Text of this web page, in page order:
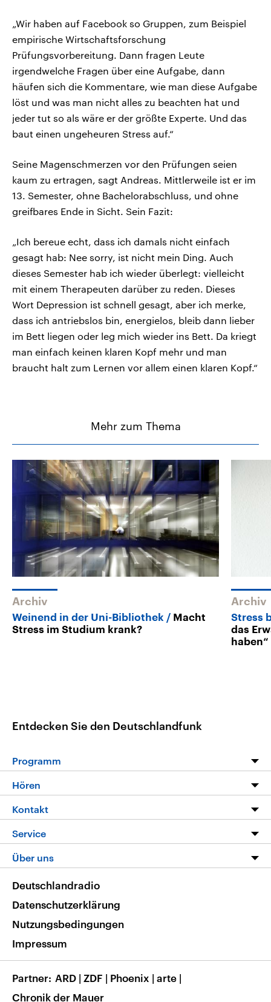
„Wir haben auf Facebook so Gruppen, zum Beispiel
empirische Wirtschaftsforschung
Prüfungsvorbereitung. Dann fragen Leute
irgendwelche Fragen über eine Aufgabe, dann
häufen sich die Kommentare, wie man diese Aufgabe
löst und was man nicht alles zu beachten hat und
jeder tut so als wäre er der größte Experte. Und das
baut einen ungeheuren Stress auf.“
Seine Magenschmerzen vor den Prüfungen seien
kaum zu ertragen, sagt Andreas. Mittlerweile ist er im
13. Semester, ohne Bachelorabschluss, und ohne
greifbares Ende in Sicht. Sein Fazit:
„Ich bereue echt, dass ich damals nicht einfach
gesagt hab: Nee sorry, ist nicht mein Ding. Auch
dieses Semester hab ich wieder überlegt: vielleicht
mit einem Therapeuten darüber zu reden. Dieses
Wort Depression ist schnell gesagt, aber ich merke,
dass ich antriebslos bin, energielos, bleib dann lieber
im Bett liegen oder leg mich wieder ins Bett. Da kriegt
man einfach keinen klaren Kopf mehr und man
braucht halt zum Lernen vor allem einen klaren Kopf.“
Mehr zum Thema
Archiv
Weinend in der Uni-Bibliothek
Macht
Stress im Studium krank?
Archiv
Stress
das
haben“
Entdecken Sie den Deutschlandfunk
Programm
Programm
Die Nachrichten
Nachrichtenleicht
Neue Beiträge auf dlf.de
Hören
Livestream
Podcasts
Deutschlandfunk App
Nachrichten App
Frequenzen
Kontakt
Hörerservice
Service
FAQ
Veranstaltungen
Musikliste
RSS
Über uns
Barrierefreiheit
Deutschlandradio
Datenschutzerklärung
Nutzungsbedingungen
Impressum
Partner ARD | ZDF | Phoenix | arte |
Chronik der Mauer